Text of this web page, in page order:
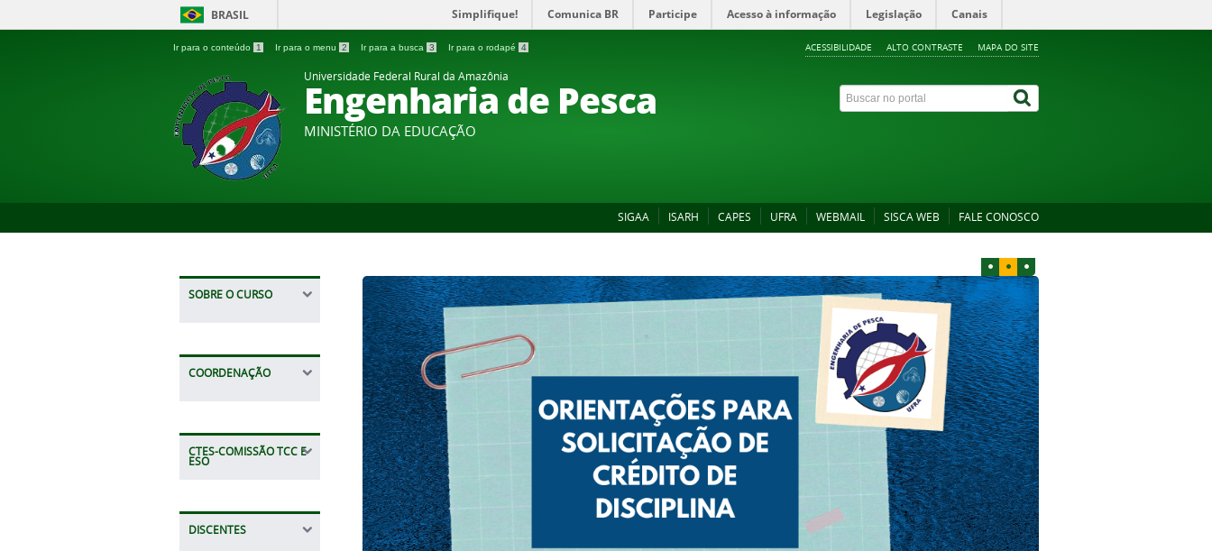
BRASIL Simplifique! Comunica BR Participe Acesso à informação Legislação Canais
Ir para o conteúdo 1 Ir para o menu 2 Ir para a busca 3 Ir para o rodapé 4 ACESSIBILIDADE ALTO CONTRASTE MAPA DO SITE
Universidade Federal Rural da Amazônia
Engenharia de Pesca
MINISTÉRIO DA EDUCAÇÃO
SIGAA ISARH CAPES UFRA WEBMAIL SISCA WEB FALE CONOSCO
SOBRE O CURSO
COORDENAÇÃO
CTES-COMISSÃO TCC E
ESO
DISCENTES